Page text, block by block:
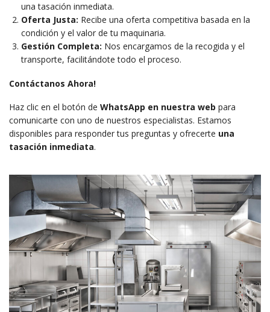
una tasación inmediata.
Oferta Justa: Recibe una oferta competitiva basada en la
condición y el valor de tu maquinaria.
Gestión Completa: Nos encargamos de la recogida y el
transporte, facilitándote todo el proceso.
Contáctanos Ahora!
Haz clic en el botón de WhatsApp en nuestra web para
comunicarte con uno de nuestros especialistas. Estamos
disponibles para responder tus preguntas y ofrecerte una
tasación inmediata.